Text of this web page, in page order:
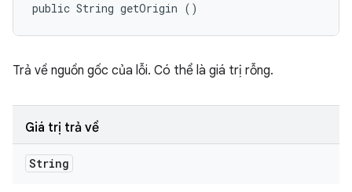
public String getOrigin ()
Trả về nguồn gốc của lỗi. Có thể là giá trị rỗng.
Giá trị trả về
String